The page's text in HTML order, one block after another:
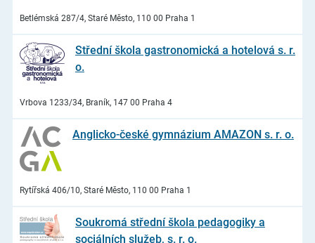
Betlémská 287/4, Staré Město, 110 00 Praha 1
Střední škola gastronomická a hotelová s. r.
o.
Vrbova 1233/34, Braník, 147 00 Praha 4
Anglicko-české gymnázium AMAZON s. r. o.
Rytířská 406/10, Staré Město, 110 00 Praha 1
Soukromá střední škola pedagogiky a
sociálních služeb, s. r. o.